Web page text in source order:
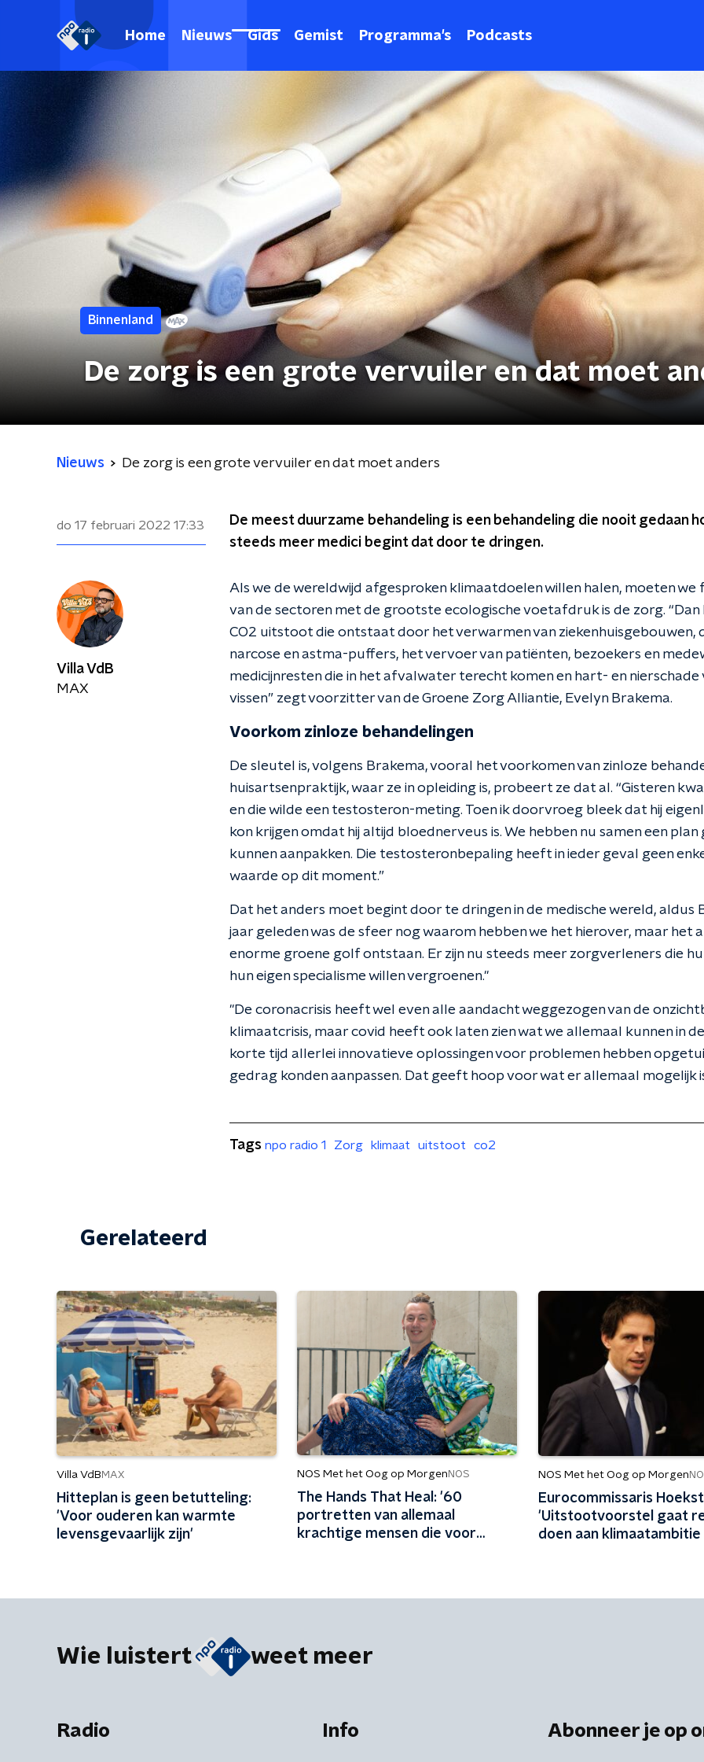
Home Nieuws Gids Gemist Programma's Podcasts
Binnenland
De zorg is een grote vervuiler en dat moet
Nieuws De zorg is een grote vervuiler en dat moet anders
do 17 februari 2022 17:33
De meest duurzame behandeling is een behandeling die nooit gedaan
steeds meer medici begint dat door te dringen.
Als we de wereldwijd afgesproken klimaatdoelen willen halen, moeten we
van de sectoren met de grootste ecologische voetafdruk is de zorg. “Dan
CO2 uitstoot die ontstaat door het verwarmen van ziekenhuisgebouwen,
narcose en astma-puffers, het vervoer van patiënten, bezoekers en
medicijnresten die in het afvalwater terecht komen en hart- en nierschade
vissen” zegt voorzitter van de Groene Zorg Alliantie, Evelyn Brakema.
Voorkom zinloze behandelingen
De sleutel is, volgens Brakema, vooral het voorkomen van zinloze
huisartsenpraktijk, waar ze in opleiding is, probeert ze dat al. “Gisteren
en die wilde een testosteron-meting. Toen ik doorvroeg bleek dat hij
kon krijgen omdat hij altijd bloednerveus is. We hebben nu samen een
kunnen aanpakken. Die testosteronbepaling heeft in ieder geval geen
waarde op dit moment.”
Dat het anders moet begint door te dringen in de medische wereld, aldus
jaar geleden was de sfeer nog waarom hebben we het hierover, maar het
enorme groene golf ontstaan. Er zijn nu steeds meer zorgverleners die
hun eigen specialisme willen vergroenen."
"De coronacrisis heeft wel even alle aandacht weggezogen van de
klimaatcrisis, maar covid heeft ook laten zien wat we allemaal kunnen in
korte tijd allerlei innovatieve oplossingen voor problemen hebben
gedrag konden aanpassen. Dat geeft hoop voor wat er allemaal mogelijk
Villa VdB
MAX
Tags npo radio 1 Zorg klimaat uitstoot co2
Gerelateerd
Villa VdB MAX
Hitteplan is geen betutteling:
'Voor ouderen kan warmte
levensgevaarlijk zijn'
NOS Met het Oog op Morgen NOS
The Hands That Heal: '60
portretten van allemaal
krachtige mensen die voor
NOS Met het Oog op Morgen
Eurocommissaris
'Uitstootvoorstel gaat
doen aan klimaatambitie
Wie luistert weet meer
Radio Info Abonneer je op